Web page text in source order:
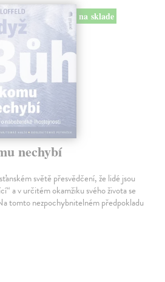
na sklade
nechybí
světě přesvědčení, že lidé jsou
a v určitém okamžiku svého života se
tomto nezpochybnitelném předpokladu